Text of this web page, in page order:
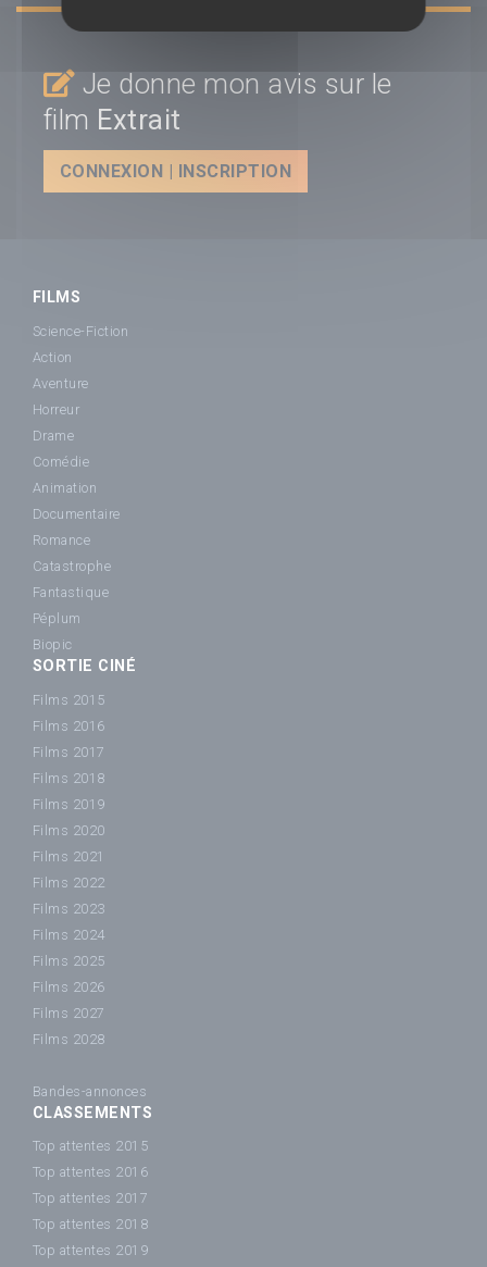
Je donne mon avis sur le
film Extrait
CONNEXION | INSCRIPTION
FILMS
Science-Fiction
Action
Aventure
Horreur
Drame
Comédie
Animation
Documentaire
Romance
Catastrophe
Fantastique
Péplum
Biopic
SORTIE CINÉ
Films 2015
Films 2016
Films 2017
Films 2018
Films 2019
Films 2020
Films 2021
Films 2022
Films 2023
Films 2024
Films 2025
Films 2026
Films 2027
Films 2028
Bandes-annonces
CLASSEMENTS
Top attentes 2015
Top attentes 2016
Top attentes 2017
Top attentes 2018
Top attentes 2019